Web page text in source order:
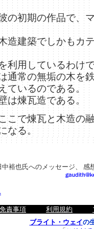
の初期の作品で、
造建築でしかもカ
利用しているわけ
通常の無垢の木を
ているのである。
は煉瓦造である。
こで煉瓦と木造の
なる。
中裕也氏へのメッセージ、 感
免責事項 利用規約
ブライト・ウェイの